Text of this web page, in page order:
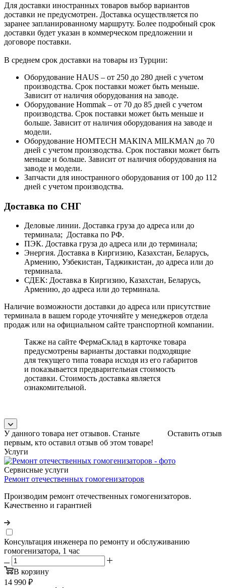
Для доставки иностранных товаров выбор вариантов
доставки не предусмотрен. Доставка осуществляется по
заранее запланированному маршруту. Более подробный срок
доставки будет указан в коммерческом предложении и
договоре поставки.
В среднем срок доставки на товары из Турции:
Оборудование HAUS – от 250 до 280 дней с учетом
производства. Срок поставки может быть меньше.
Зависит от наличия оборудования на заводе.
Оборудование Hommak – от 70 до 85 дней с учетом
производства. Срок поставки может быть меньше и
больше. Зависит от наличия оборудования на заводе и
модели.
Оборудование HOMTECH MAKINA MILKMAN до 70
дней с учетом производства. Срок поставки может быть
меньше и больше. Зависит от наличия оборудования на
заводе и модели.
Запчасти для иностранного оборудования от 100 до 112
дней с учетом производства.
Доставка по СНГ
Деловые линии. Доставка груза до адреса или до
терминала; Доставка по РФ.
ПЭК. Доставка груза до адреса или до терминала;
Энергия. Доставка в Киргизию, Казахстан, Беларусь,
Армению, Узбекистан, Таджикистан, до адреса или до
терминала.
СДЕК: Доставка в Киргизию, Казахстан, Беларусь,
Армению, до адреса или до терминала.
Наличие возможности доставки до адреса или присутствие
терминала в вашем городе уточняйте у менеджеров отдела
продаж или на официальном сайте транспортной компании.
Также на сайте ФермаСклад в карточке товара
предусмотрены варианты доставки подходящие
для текущего типа товара исходя из его габаритов
и показывается предварительная стоимость
доставки. Стоимость доставка является
ознакомительной.
Оставить отзыв
У данного товара нет отзывов. Станьте
первым, кто оставил отзыв об этом товаре!
Услуги
Сервисные услуги
Ремонт отечественных гомогенизаторов
Производим ремонт отечественных гомогенизаторов.
Качественно и гарантией
Консультация инженера по ремонту и обслуживанию
гомогенизатора, 1 час
В корзину
14 990 ₽